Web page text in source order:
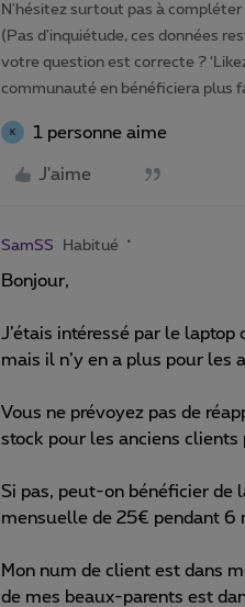
N'hésitez surtout pas à
(Pas d'inquiétude, ces données
votre question est correcte ?
communauté en bénéficiera plus
K 1 personne aime
J'aime
SamSS Habitué
Bonjour,
J’étais intéressé par le laptop
mais il n’y en a plus pour les
Vous ne prévoyez pas de
stock pour les anciens clients
Si pas, peut-on bénéficier de
mensuelle de 25€ pendant 6
Mon num de client est dans
de mes beaux-parents est